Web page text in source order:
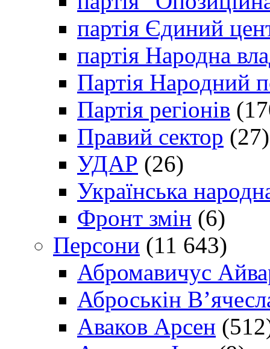
партія Єдиний
партія Народна
Партія Народний
Партія регіонів
Правий сектор (27)
УДАР (26)
Українська
Фронт змін (6)
Персони (11 643)
Абромавичус
Аброськін
Аваков Арсен